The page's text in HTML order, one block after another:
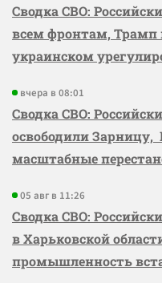
Сводка СВО:
всем фронтам, Трамп
украинском
вчера в 08:01
Сводка СВО:
освободили
масштабные
05 авг в 11:26
Сводка СВО:
в Харьковской
промышленность